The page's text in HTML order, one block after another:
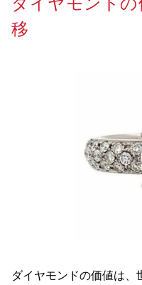
移
ダイヤモンドの価値は、